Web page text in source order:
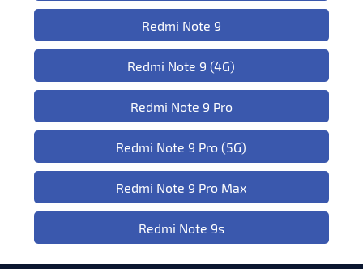
Redmi Note 9
Redmi Note 9 (4G)
Redmi Note 9 Pro
Redmi Note 9 Pro (5G)
Redmi Note 9 Pro Max
Redmi Note 9s